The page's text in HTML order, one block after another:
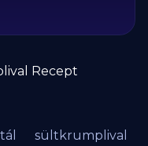
sültkrumplival